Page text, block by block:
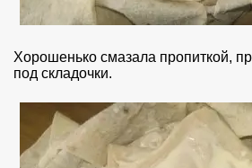
Хорошенько смазала пропиткой,
под складочки.